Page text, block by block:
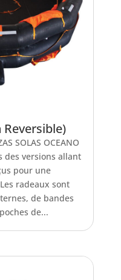
Reversible)
SOLAS OCEANO
des versions allant
pour une
radeaux sont
de bandes
de...